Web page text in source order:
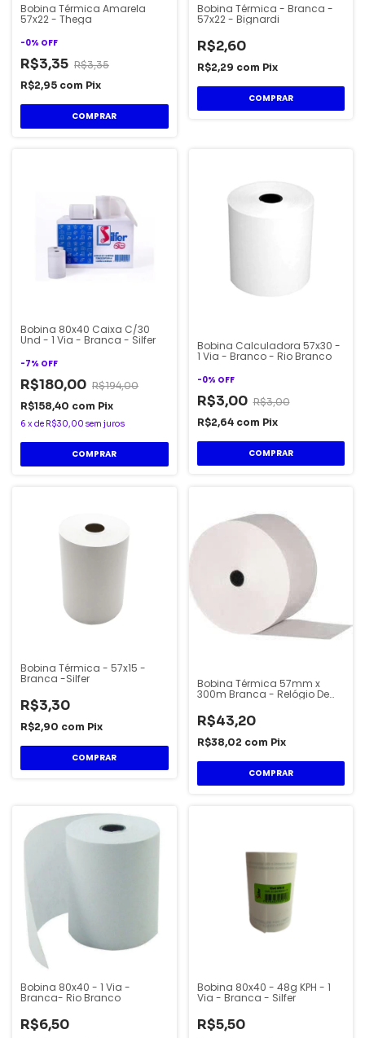
Bobina Térmica Amarela
57x22 - Thega
-0% OFF
R$3,35 R$3,35
R$2,95 com Pix
Bobina Térmica - Branca -
57x22 - Bignardi
R$2,60
R$2,29 com Pix
Bobina 80x40 Caixa C/30
Und - 1 Via - Branca - Silfer
-7% OFF
R$180,00 R$194,00
R$158,40 com Pix
6 xde R$30,00 sem juros
Bobina Calculadora 57x30 -
1 Via - Branco - Rio Branco
-0% OFF
R$3,00 R$3,00
R$2,64 com Pix
Bobina Térmica - 57x15 -
Branca -Silfer
R$3,30
R$2,90 com Pix
Bobina Térmica 57mm x
300m Branca - Relógio De
R$43,20
R$38,02 com Pix
Bobina 80x40 - 1 Via -
Branca- Rio Branco
R$6,50
Bobina 80x40 - 48g KPH - 1
Via - Branca - Silfer
R$5,50